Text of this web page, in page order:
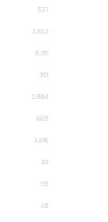
537
3,853
6,161
313
2,884
669
3,615
43
99
49